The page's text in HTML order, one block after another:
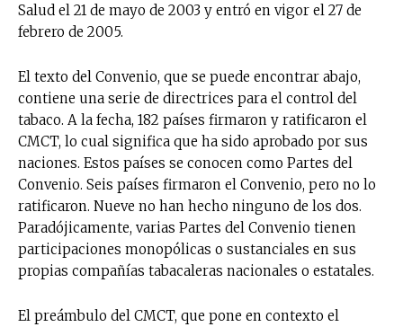
Salud el 21 de mayo de 2003 y entró en vigor el 27 de
febrero de 2005.
El texto del Convenio, que se puede encontrar abajo,
contiene una serie de directrices para el control del
tabaco. A la fecha, 182 países firmaron y ratificaron el
CMCT, lo cual significa que ha sido aprobado por sus
naciones. Estos países se conocen como Partes del
Convenio. Seis países firmaron el Convenio, pero no lo
ratificaron. Nueve no han hecho ninguno de los dos.
Paradójicamente, varias Partes del Convenio tienen
participaciones monopólicas o sustanciales en sus
propias compañías tabacaleras nacionales o estatales.
El preámbulo del CMCT, que pone en contexto el